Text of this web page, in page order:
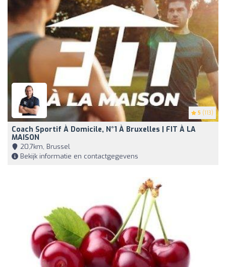
5 (113)
Coach Sportif À Domicile, N°1 À Bruxelles | FIT À LA
MAISON
20,7km, Brussel
Bekijk informatie en contactgegevens